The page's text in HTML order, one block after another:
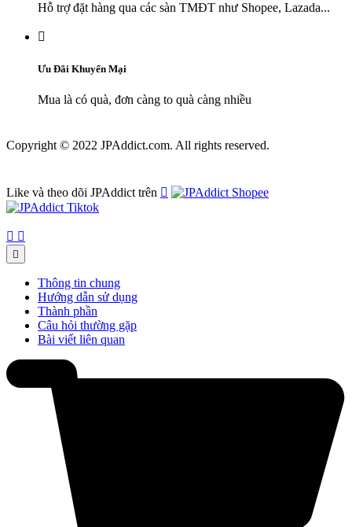
Hỗ trợ đặt hàng qua các sàn TMĐT như Shopee, Lazada...

Ưu Đãi Khuyến Mại
Mua là có quà, đơn càng to quà càng nhiều
Copyright © 2022 JPAddict.com. All rights reserved.
Like và theo dõi JPAddict trên 
 

Thông tin chung
Hướng dẫn sử dụng
Thành phần
Câu hỏi thường gặp
Bài viết liên quan